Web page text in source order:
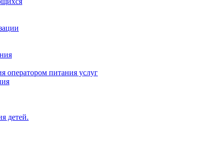
оператором питания услуг
детей.